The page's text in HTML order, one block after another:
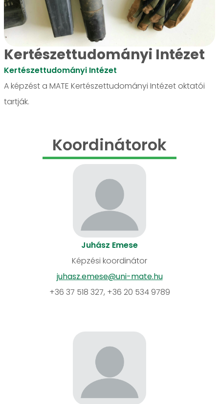
Kertészettudományi Intézet
Kertészettudományi Intézet
A képzést a MATE Kertészettudományi Intézet oktatói
tartják.
Koordinátorok
Juhász Emese
Képzési koordinátor
juhasz.emese@uni-mate.hu
+36 37 518 327, +36 20 534 9789